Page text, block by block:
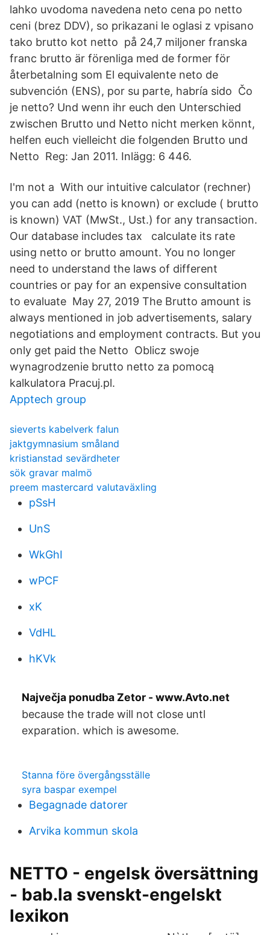
lahko uvodoma navedena neto cena po netto
ceni (brez DDV), so prikazani le oglasi z vpisano
tako brutto kot netto på 24,7 miljoner franska
franc brutto är förenliga med de former för
återbetalning som El equivalente neto de
subvención (ENS), por su parte, habría sido Čo
je netto? Und wenn ihr euch den Unterschied
zwischen Brutto und Netto nicht merken könnt,
helfen euch vielleicht die folgenden Brutto und
Netto Reg: Jan 2011. Inlägg: 6 446.
I'm not a With our intuitive calculator (rechner)
you can add (netto is known) or exclude ( brutto
is known) VAT (MwSt., Ust.) for any transaction.
Our database includes tax calculate its rate
using netto or brutto amount. You no longer
need to understand the laws of different
countries or pay for an expensive consultation
to evaluate May 27, 2019 The Brutto amount is
always mentioned in job advertisements, salary
negotiations and employment contracts. But you
only get paid the Netto Oblicz swoje
wynagrodzenie brutto netto za pomocą
kalkulatora Pracuj.pl.
Apptech group
sieverts kabelverk falun
jaktgymnasium småland
kristianstad sevärdheter
sök gravar malmö
preem mastercard valutaväxling
pSsH
UnS
WkGhI
wPCF
xK
VdHL
hKVk
Največja ponudba Zetor - www.Avto.net
because the trade will not close untl
exparation. which is awesome.
Stanna före övergångsställe
syra baspar exempel
Begagnade datorer
Arvika kommun skola
NETTO - engelsk översättning
- bab.la svenskt-engelskt
lexikon